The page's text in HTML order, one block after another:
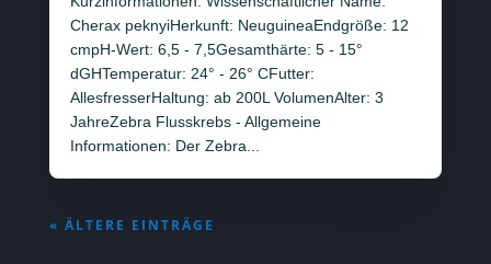
Cherax peknyiHerkunft: NeuguineaEndgröße: 12
cmpH-Wert: 6,5 - 7,5Gesamthärte: 5 - 15°
dGHTemperatur: 24° - 26° CFutter:
AllesfresserHaltung: ab 200L VolumenAlter: 3
JahreZebra Flusskrebs - Allgemeine
Informationen: Der Zebra...
« ÄLTERE EINTRÄGE